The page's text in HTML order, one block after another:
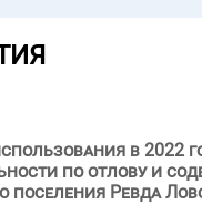
в 2022
по отлову и
поселения Ревда